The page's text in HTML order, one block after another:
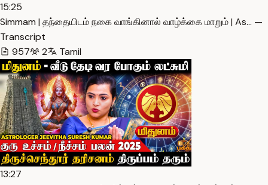
15:25
Simmam | தந்தையிடம் நகை வாங்கினால் வாழ்க்கை மாறும் | As… —
Transcript
957
2 Tamil
13:27